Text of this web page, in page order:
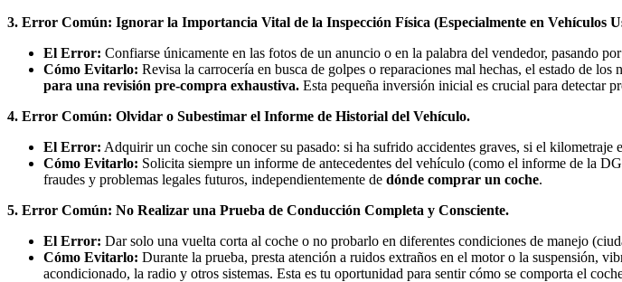
3. Error Común: Ignorar la Importancia Vital de la Inspección Física (Especialmente en Vehículos
El Error: Confiarse únicamente en las fotos de un anuncio o en la palabra del vendedor, pasando
Cómo Evitarlo: Revisa la carrocería en busca de golpes o reparaciones mal hechas, el estado de
para una revisión pre-compra exhaustiva. Esta pequeña inversión inicial es crucial para detectar
4. Error Común: Olvidar o Subestimar el Informe de Historial del Vehículo.
El Error: Adquirir un coche sin conocer su pasado: si ha sufrido accidentes graves, si el
Cómo Evitarlo: Solicita siempre un informe de antecedentes del vehículo (como el informe de la
fraudes y problemas legales futuros, independientemente de dónde comprar un coche.
5. Error Común: No Realizar una Prueba de Conducción Completa y Consciente.
El Error: Dar solo una vuelta corta al coche o no probarlo en diferentes condiciones de manejo
Cómo Evitarlo: Durante la prueba, presta atención a ruidos extraños en el motor o la suspensión,
acondicionado, la radio y otros sistemas. Esta es tu oportunidad para sentir cómo se comporta el